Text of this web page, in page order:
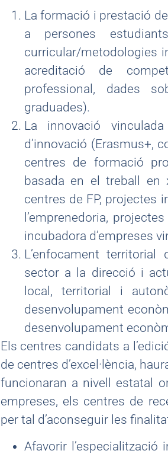
La formació i prestació
a persones
curricular/metodologies
acreditació de
professional, dades
graduades).
La innovació
d’innovació (Erasmus+,
centres de formació
basada en el treball en
centres de FP, projectes
l’emprenedoria,
incubadora d’empreses
L’enfocament
sector a la direcció i
local, territorial i
desenvolupament
desenvolupament
Els centres candidats a
de centres d’excel·lència,
funcionaran a nivell estatal
empreses, els centres de
per tal d’aconseguir les
Afavorir l’especialització